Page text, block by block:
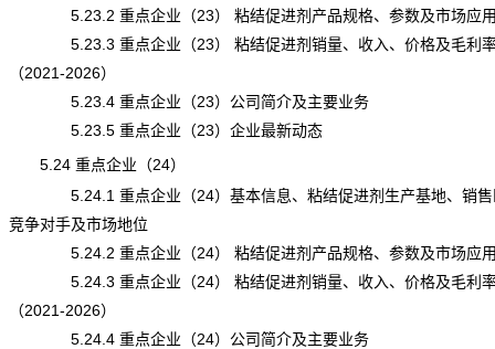
5.23.2 重点企业（23） 粘结促进剂产品规格、参数及市场应
5.23.3 重点企业（23） 粘结促进剂销量、收入、价格及毛利
（2021-2026）
5.23.4 重点企业（23）公司简介及主要业务
5.23.5 重点企业（23）企业最新动态
5.24 重点企业（24）
5.24.1 重点企业（24）基本信息、粘结促进剂生产基地、销售
竞争对手及市场地位
5.24.2 重点企业（24） 粘结促进剂产品规格、参数及市场应
5.24.3 重点企业（24） 粘结促进剂销量、收入、价格及毛利
（2021-2026）
5.24.4 重点企业（24）公司简介及主要业务